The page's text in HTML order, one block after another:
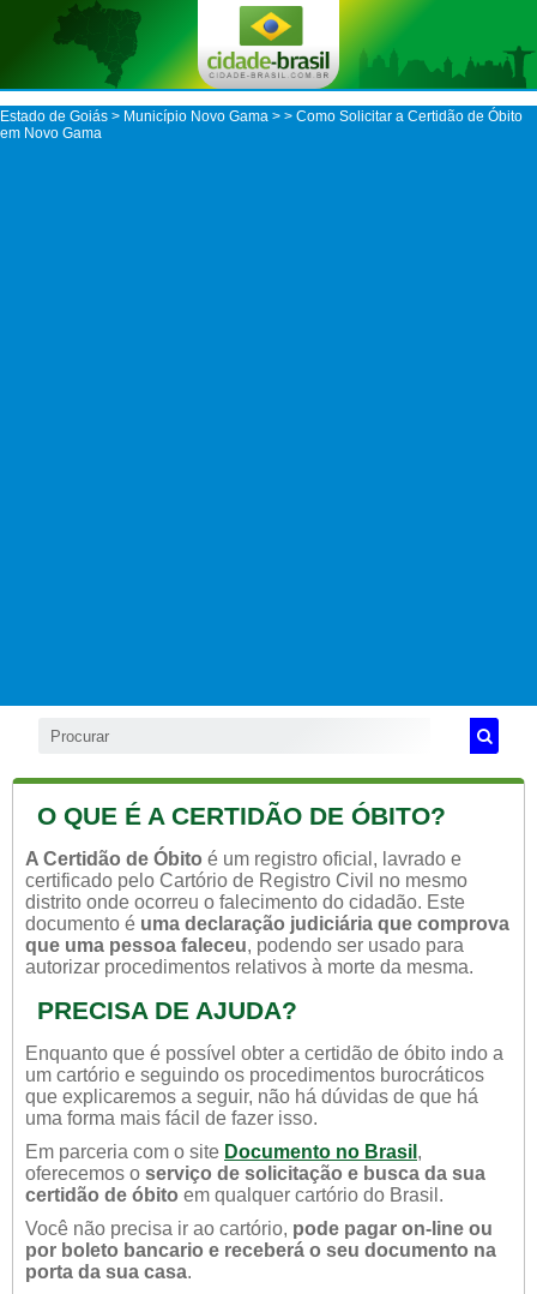
Estado de Goiás > Município Novo Gama > > Como Solicitar a Certidão de Óbito
em Novo Gama
O QUE É A CERTIDÃO DE ÓBITO?
A Certidão de Óbito é um registro oficial, lavrado e
certificado pelo Cartório de Registro Civil no mesmo
distrito onde ocorreu o falecimento do cidadão. Este
documento é uma declaração judiciária que comprova
que uma pessoa faleceu, podendo ser usado para
autorizar procedimentos relativos à morte da mesma.
PRECISA DE AJUDA?
Enquanto que é possível obter a certidão de óbito indo a
um cartório e seguindo os procedimentos burocráticos
que explicaremos a seguir, não há dúvidas de que há
uma forma mais fácil de fazer isso.
Em parceria com o site Documento no Brasil ,
oferecemos o serviço de solicitação e busca da sua
certidão de óbito em qualquer cartório do Brasil.
Você não precisa ir ao cartório, pode pagar on-line ou
por boleto bancario e receberá o seu documento na
porta da sua casa.